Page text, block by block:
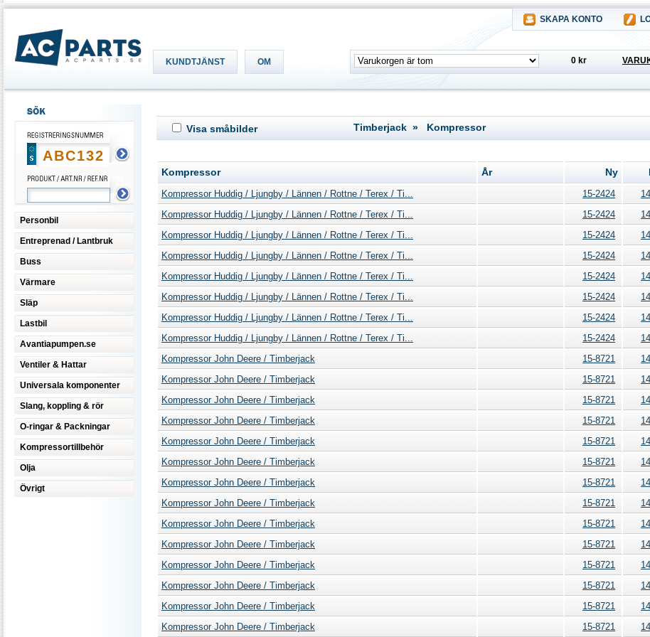
SKAPA KONTO
KUNDTJÄNST OM 0 kr
Personbil
Entreprenad / Lantbruk
Buss
Värmare
Släp
Lastbil
Avantiapumpen.se
Ventiler & Hattar
Universala komponenter
Slang, koppling & rör
O-ringar & Packningar
Kompressortillbehör
Olja
Övrigt
Visa småbilder Timberjack » Kompressor
Kompressor År Ny
Kompressor Huddig / Ljungby / Lännen / Rottne / Terex / Ti... 15-2424
Kompressor Huddig / Ljungby / Lännen / Rottne / Terex / Ti...
15-2424
Kompressor Huddig / Ljungby / Lännen / Rottne / Terex / Ti...
15-2424
Kompressor Huddig / Ljungby / Lännen / Rottne / Terex / Ti...
15-2424
Kompressor Huddig / Ljungby / Lännen / Rottne / Terex / Ti...
15-2424
Kompressor Huddig / Ljungby / Lännen / Rottne / Terex / Ti...
15-2424
Kompressor Huddig / Ljungby / Lännen / Rottne / Terex / Ti...
15-2424
Kompressor Huddig / Ljungby / Lännen / Rottne / Terex / Ti...
15-2424
Kompressor John Deere / Timberjack
15-8721
Kompressor John Deere / Timberjack
15-8721
Kompressor John Deere / Timberjack
15-8721
Kompressor John Deere / Timberjack
15-8721
Kompressor John Deere / Timberjack
15-8721
Kompressor John Deere / Timberjack
15-8721
Kompressor John Deere / Timberjack
15-8721
Kompressor John Deere / Timberjack
15-8721
Kompressor John Deere / Timberjack
15-8721
Kompressor John Deere / Timberjack
15-8721
Kompressor John Deere / Timberjack
15-8721
Kompressor John Deere / Timberjack
15-8721
Kompressor John Deere / Timberjack
15-8721
Kompressor John Deere / Timberjack
15-8721